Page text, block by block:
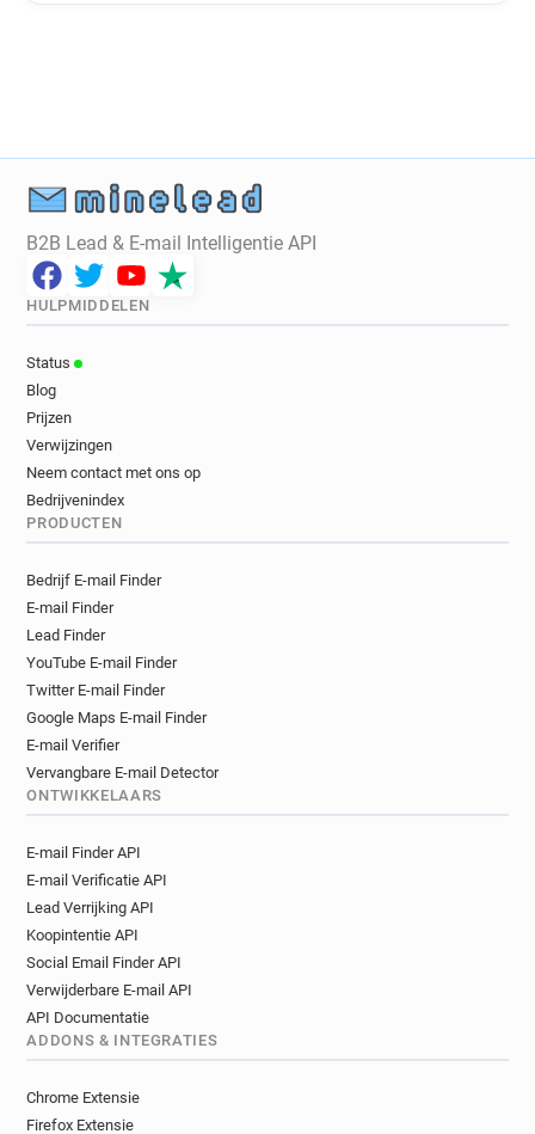
B2B Lead & E-mail Intelligentie API
HULPMIDDELEN
Status
Blog
Prijzen
Verwijzingen
Neem contact met ons op
Bedrijvenindex
PRODUCTEN
Bedrijf E-mail Finder
E-mail Finder
Lead Finder
YouTube E-mail Finder
Twitter E-mail Finder
Google Maps E-mail Finder
E-mail Verifier
Vervangbare E-mail Detector
ONTWIKKELAARS
E-mail Finder API
E-mail Verificatie API
Lead Verrijking API
Koopintentie API
Social Email Finder API
Verwijderbare E-mail API
API Documentatie
ADDONS & INTEGRATIES
Chrome Extensie
Firefox Extensie